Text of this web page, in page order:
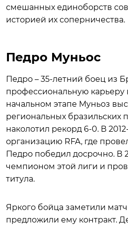
смешанных единоборств
историей их соперничества.
Педро Муньос
Педро – 35-летний боец из
профессиональную карьеру
начальном этапе Муньоз
региональных бразильских
наколотил рекорд 6-0. В
организацию RFA, где
Педро победил досрочно. В
чемпионом этой лиги и
титула.
Яркого бойца заметили
предложили ему контракт.